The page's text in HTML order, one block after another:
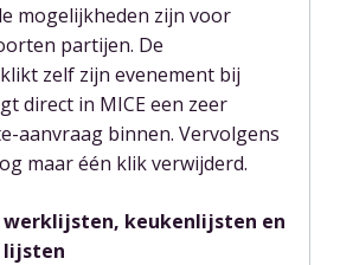
mogelijkheden zijn voor
partijen. De
zelf zijn evenement bij
direct in MICE een zeer
aanvraag binnen. Vervolgens
maar één klik verwijderd.
keukenlijsten en
lijsten